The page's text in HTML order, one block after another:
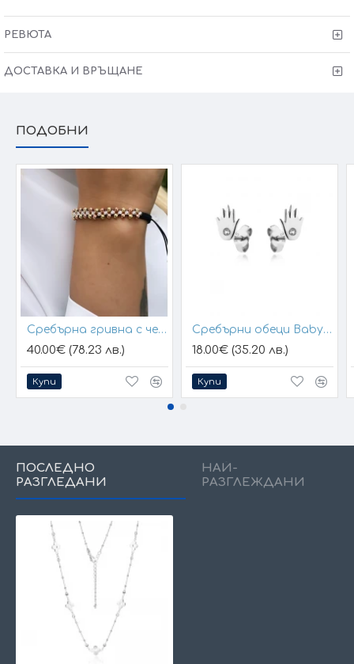
РЕВЮТА
ДОСТАВКА И ВРЪЩАНЕ
ПОДОБНИ
Сребърна гривна с черен конец и позлатени топчета
40.00€ (78.23 лв.)
Купи
Сребърни обеци Baby Hands
18.00€ (35.20 лв.)
Купи
ПОСЛЕДНО
РАЗГЛЕДАНИ
НАЙ-
РАЗГЛЕЖДАНИ